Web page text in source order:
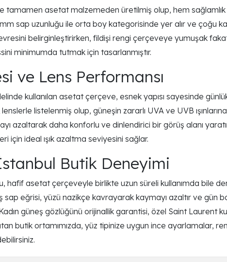
tamamen asetat malzemeden üretilmiş olup, hem
sap uzunluğu ile orta boy kategorisinde yer alır ve çoğu
belirginleştirirken, fildişi rengi çerçeveye yumuşak
minimumda tutmak için tasarlanmıştır.
ve Lens Performansı
kullanılan asetat çerçeve, esnek yapısı sayesinde
listelenmiş olup, güneşin zararlı UVA ve UVB
azaltarak daha konforlu ve dinlendirici bir görüş alanı
için ideal ışık azaltma seviyesini sağlar.
Butik Deneyimi
hafif asetat çerçeveyle birlikte uzun süreli kullanımda bile
sap eğrisi, yüzü nazikçe kavrayarak kaymayı azaltır ve gün
güneş gözlüğünü orijinallik garantisi, özel Saint Laurent
butik ortamımızda, yüz tipinize uygun ince ayarlamalar,